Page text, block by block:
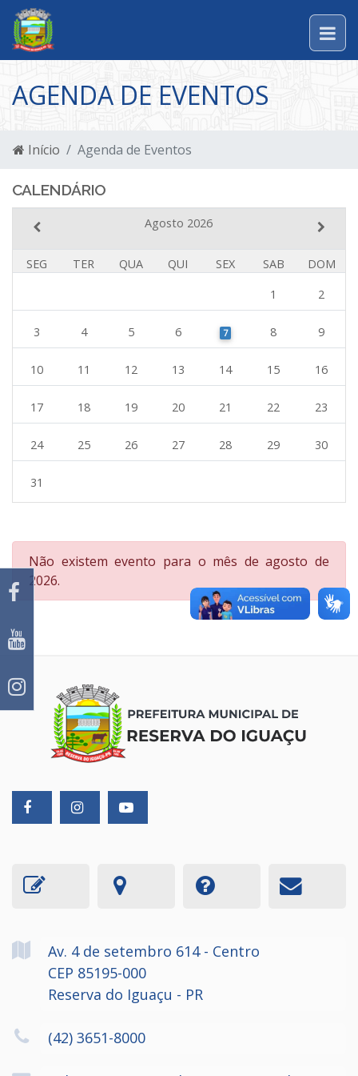
AGENDA DE EVENTOS
Início Agenda de Eventos
CALENDÁRIO
Agosto 2026
SEG TER QUA QUI SEX SAB
DOM
1
2
3 4 5 6 7 8 9
10 11 12 13 14 15 16
17 18 19 20 21 22 23
24 25 26 27 28 29 30
31
Error:
Não existem evento para o mês de agosto de
2026.
Av. 4 de setembro 614 - Centro
CEP 85195-000
Reserva do Iguaçu - PR
(42) 3651-8000